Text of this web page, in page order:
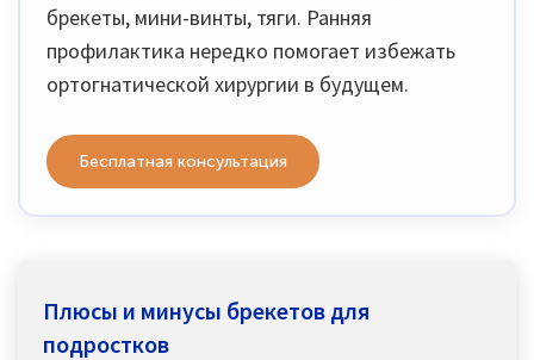
брекеты, мини-винты, тяги. Ранняя
профилактика нередко помогает избежать
ортогнатической хирургии в будущем.
Бесплатная консультация
Плюсы и минусы брекетов для
подростков